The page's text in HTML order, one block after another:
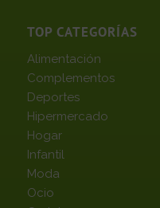
TOP CATEGORÍAS
Alimentación
Complementos
Deportes
Hipermercado
Hogar
Infantil
Moda
Ocio